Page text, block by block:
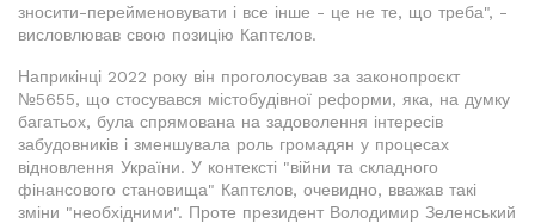
зносити-перейменовувати і все інше - це не те, що треба", -
висловлював свою позицію Каптєлов.
Наприкінці 2022 року він проголосував за законопроєкт
№5655, що стосувався містобудівної реформи, яка, на думку
багатьох, була спрямована на задоволення інтересів
забудовників і зменшувала роль громадян у процесах
відновлення України. У контексті "війни та складного
фінансового становища" Каптєлов, очевидно, вважав такі
зміни "необхідними". Проте президент Володимир Зеленський